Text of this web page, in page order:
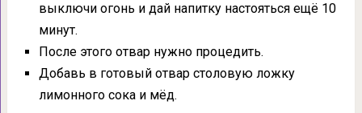
выключи огонь и дай напитку настояться ещё 10
минут.
После этого отвар нужно процедить.
Добавь в готовый отвар столовую ложку
лимонного сока и мёд.